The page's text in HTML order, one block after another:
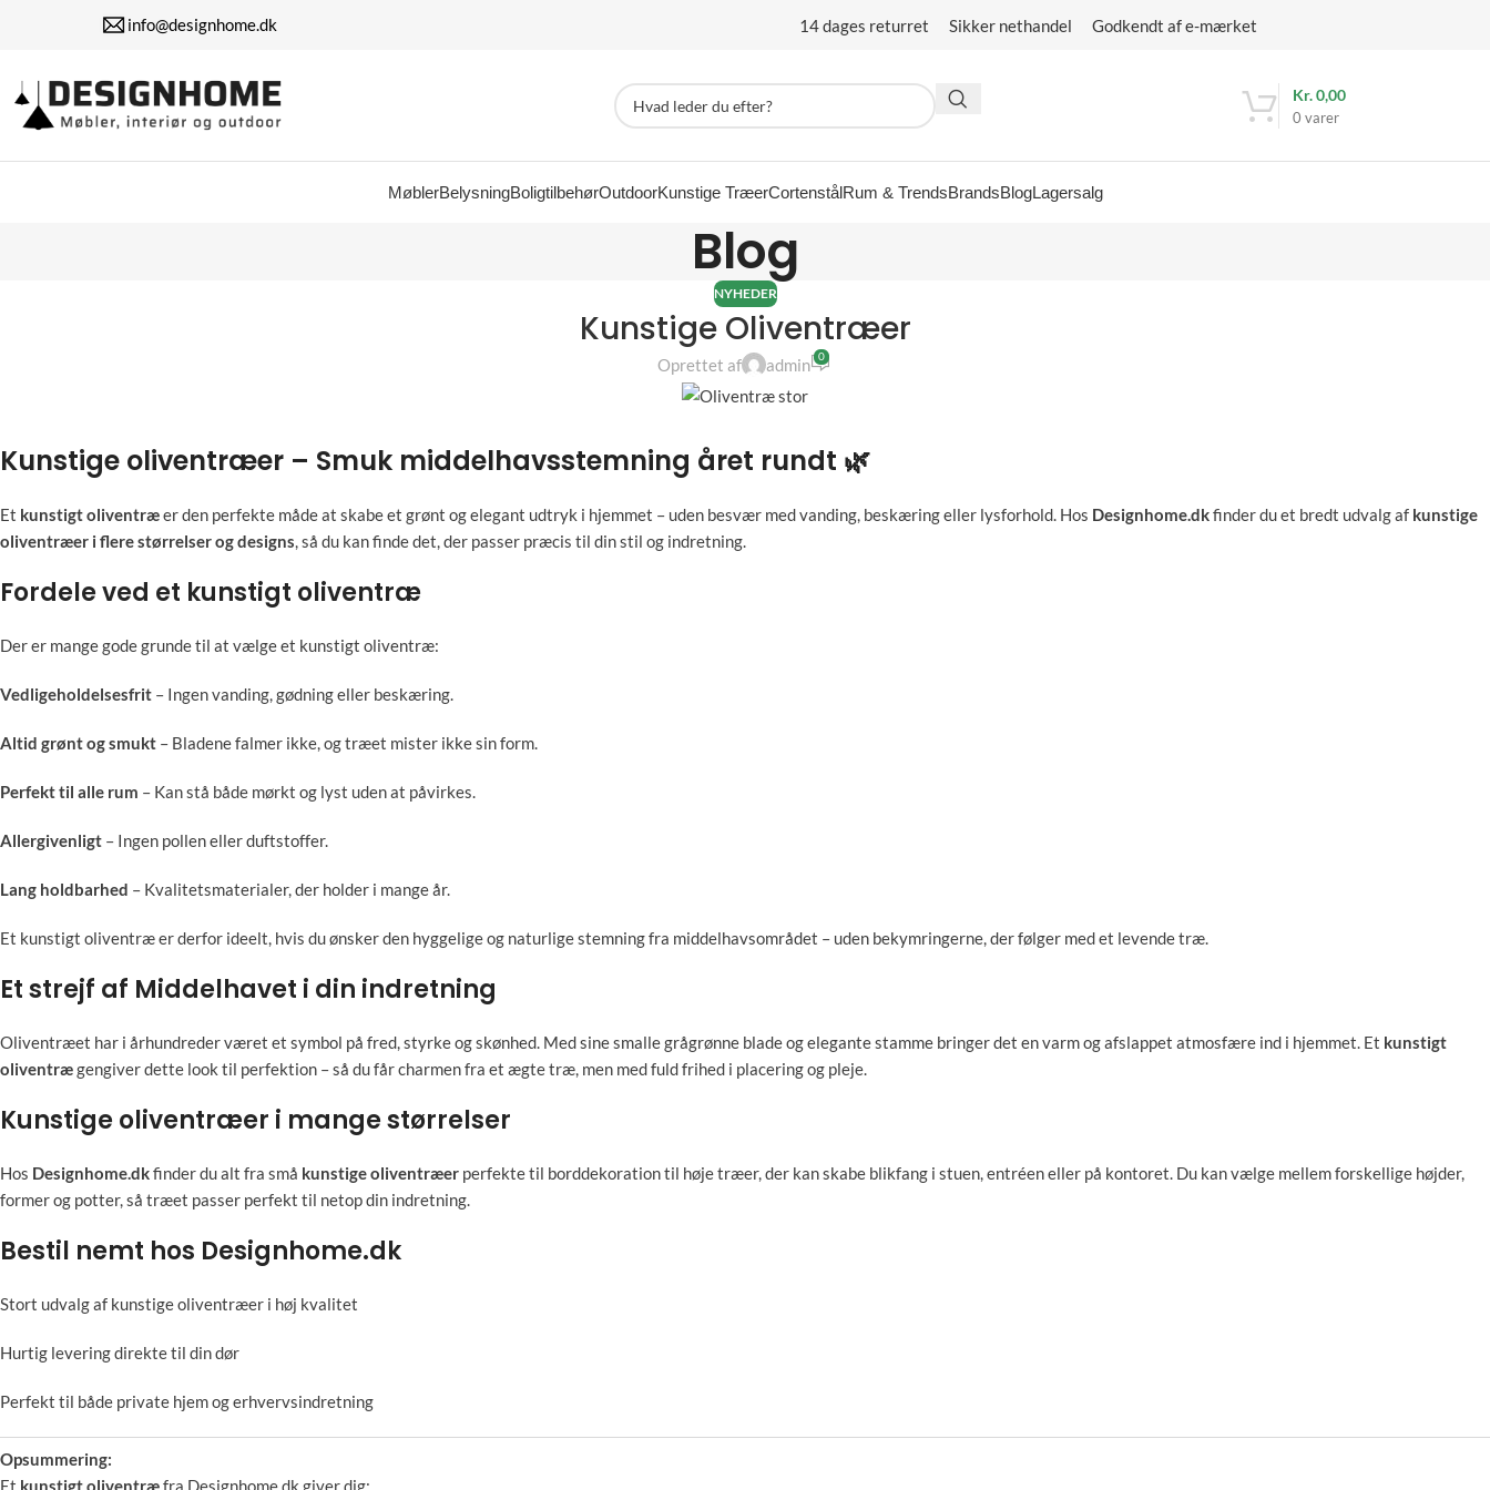
info@designhome.dk 14 dages returret Sikker nethandel Godkendt af e-mærket
0 varer
Kr.0,00
MøblerBelysningBoligtilbehørOutdoorKunstige TræerCortenstålRum & TrendsBrandsBlogLagersalg
Blog
NYHEDER
Kunstige Oliventræer
Oprettet af admin 0
Kunstige oliventræer – Smuk middelhavsstemning året rundt 🌿
Et kunstigt oliventræer den perfekte måde at skabe et grønt og elegant udtryk i hjemmet – uden besvær med vanding, beskæring eller lysforhold. Hos Designhome.dkfinder du et bredt udvalg af kunstige
oliventræer i flere størrelser og designs , så du kan finde det, der passer præcis til din stil og indretning.
Fordele ved et kunstigt oliventræ
Der er mange gode grunde til at vælge et kunstigt oliventræ:
Vedligeholdelsesfrit – Ingen vanding, gødning eller beskæring.
Altid grønt og smukt – Bladene falmer ikke, og træet mister ikke sin form.
Perfekt til alle rum – Kan stå både mørkt og lyst uden at påvirkes.
Allergivenligt – Ingen pollen eller duftstoffer.
Lang holdbarhed – Kvalitetsmaterialer, der holder i mange år.
Et kunstigt oliventræ er derfor ideelt, hvis du ønsker den hyggelige og naturlige stemning fra middelhavsområdet – uden bekymringerne, der følger med et levende træ.
Et strejf af Middelhavet i din indretning
Oliventræet har i århundreder været et symbol på fred, styrke og skønhed. Med sine smalle grågrønne blade og elegante stamme bringer det en varm og afslappet atmosfære ind i hjemmet. Et kunstigt
oliventrægengiver dette look til perfektion – så du får charmen fra et ægte træ, men med fuld frihed i placering og pleje.
Kunstige oliventræer i mange størrelser
Hos Designhome.dkfinder du alt fra små kunstige oliventræer perfekte til borddekoration til høje træer, der kan skabe blikfang i stuen, entréen eller på kontoret. Du kan vælge mellem forskellige højder,
former og potter, så træet passer perfekt til netop din indretning.
Bestil nemt hos Designhome.dk
Stort udvalg af kunstige oliventræer i høj kvalitet
Hurtig levering direkte til din dør
Perfekt til både private hjem og erhvervsindretning
Opsummering:
Et kunstigt oliventræfra Designhome.dk giver dig: